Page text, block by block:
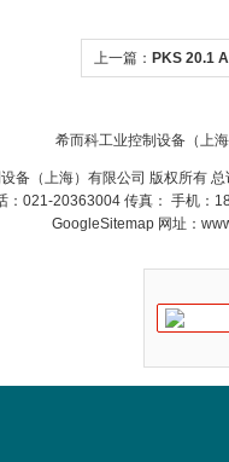
上一篇： PKS 20.1
希而科工业控制设备（上
备（上海）有限公司 版权所有
：021-20363004 传真： 手机：
GoogleSitemap网址：